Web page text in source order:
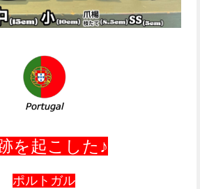
を起こした♪
ポルトガル